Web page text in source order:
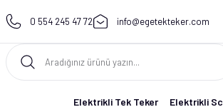
0 554 245 47 72 info@egetekteker.com
Elektrikli Tek Teker Elektrikli